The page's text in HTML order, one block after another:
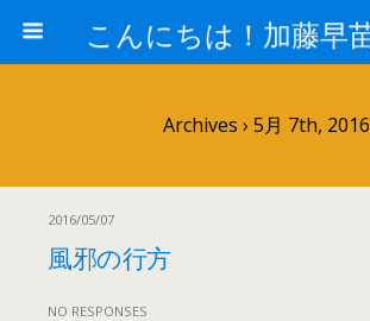
Archives › 5月 7th, 2016
2016/05/07
風邪の行方
NO RESPONSES